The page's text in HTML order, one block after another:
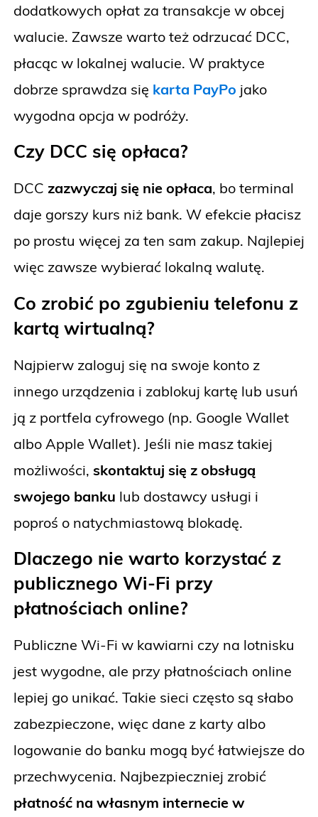
dodatkowych opłat za transakcje w obcej
walucie. Zawsze warto też odrzucać DCC,
płacąc w lokalnej walucie. W praktyce
dobrze sprawdza się karta PayPo jako
wygodna opcja w podróży.
Czy DCC się opłaca?
DCC zazwyczaj się nie opłaca, bo terminal
daje gorszy kurs niż bank. W efekcie płacisz
po prostu więcej za ten sam zakup. Najlepiej
więc zawsze wybierać lokalną walutę.
Co zrobić po zgubieniu telefonu z
kartą wirtualną?
Najpierw zaloguj się na swoje konto z
innego urządzenia i zablokuj kartę lub usuń
ją z portfela cyfrowego (np. Google Wallet
albo Apple Wallet). Jeśli nie masz takiej
możliwości, skontaktuj się z obsługą
swojego banku lub dostawcy usługi i
poproś o natychmiastową blokadę.
Dlaczego nie warto korzystać z
publicznego Wi-Fi przy
płatnościach online?
Publiczne Wi-Fi w kawiarni czy na lotnisku
jest wygodne, ale przy płatnościach online
lepiej go unikać. Takie sieci często są słabo
zabezpieczone, więc dane z karty albo
logowanie do banku mogą być łatwiejsze do
przechwycenia. Najbezpieczniej zrobić
płatność na własnym internecie w